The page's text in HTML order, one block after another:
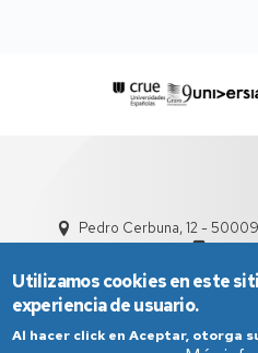
Pedro Cerbuna, 12 -
Utilizamos cookies en este
experiencia de usuario.
Al hacer click en Aceptar, otorga